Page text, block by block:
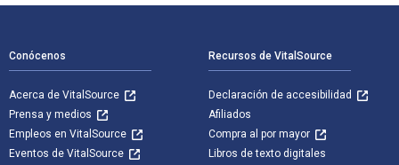
Conócenos
Acerca de VitalSource
Prensa y medios
Empleos en VitalSource
Eventos de VitalSource
Recursos de VitalSource
Declaración de accesibilidad
Afiliados
Compra al por mayor
Libros de texto digitales